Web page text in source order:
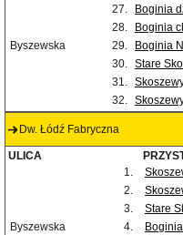
27.
Boginia
28.
Boginia
Byszewska
29. Boginia
30. Stare
31.
32.
Dw. Łódź Fabryczna
ULICA
1.
2.
3.
Stare
Byszewska
4.